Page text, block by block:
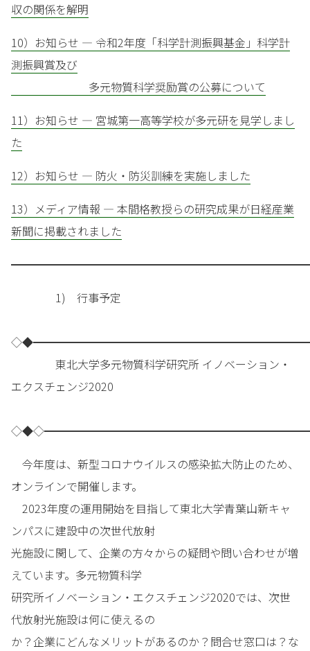
収の関係を解明
10）お知らせ — 令和2年度「科学計測振興基金」科学計
測振興賞及び
多元物質科学奨励賞の公募について
11）お知らせ — 宮城第一高等学校が多元研を見学しまし
た
12）お知らせ — 防火・防災訓練を実施しました
13）メディア情報 — 本間格教授らの研究成果が日経産業
新聞に掲載されました
1) 行事予定
東北大学多元物質科学研究所 イノベーション・
エクスチェンジ2020
今年度は、新型コロナウイルスの感染拡大防止のため、
オンラインで開催します。
2023年度の運用開始を目指して東北大学青葉山新キャ
ンパスに建設中の次世代放射
光施設に関して、企業の方々からの疑問や問い合わせが増
えています。多元物質科学
研究所イノベーション・エクスチェンジ2020では、次世
代放射光施設は何に使えるの
か？企業にどんなメリットがあるのか？問合せ窓口は？な